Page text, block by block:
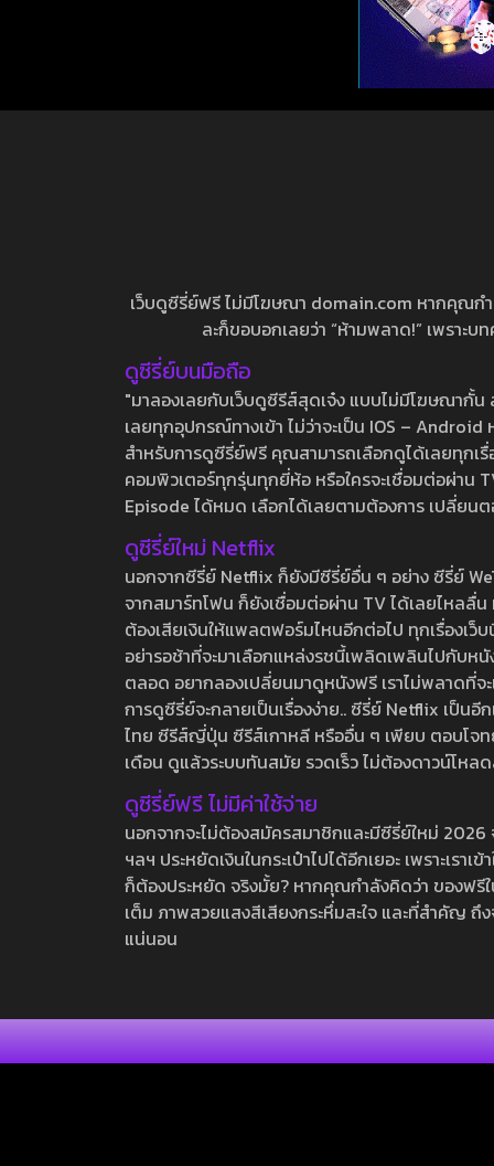
เว็บดูซีรี่ย์ฟรี ไม่มีโฆษณา domain.com หากคุณก
ละก็ขอบอกเลยว่า “ห้ามพลาด!” เพราะ
ดูซีรี่ย์บนมือถือ
"มาลองเลยกับเว็บดูซีรีส์สุดเจ๋ง แบบไม่มีโฆษณากั้
เลยทุกอุปกรณ์ทางเข้า ไม่ว่าจะเป็น IOS –
สำหรับการดูซีรี่ย์ฟรี คุณสามารถเลือกดูได้เลยทุกเ
คอมพิวเตอร์ทุกรุ่นทุกยี่ห้อ หรือใครจะเชื่อมต่อผ่าน
Episode ได้หมด เลือกได้เลยตามต้องการ เปลี่ยน
ดูซีรี่ย์ใหม่ Netflix
นอกจากซีรี่ย์ Netflix ก็ยังมีซีรี่ย์อื่น ๆ อย่าง ซีรี่ย์
จากสมาร์ทโฟน ก็ยังเชื่อมต่อผ่าน TV ได้เลยไหลลื่
ต้องเสียเงินให้แพลตฟอร์มไหนอีกต่อไป ทุกเรื่องเว็
อย่ารอช้าที่จะมาเลือกแหล่งรชนี้เพลิดเพลินไปกับห
ตลอด อยากลองเปลี่ยนมาดูหนังฟรี เราไม่พลาดที่
การดูซีรี่ย์จะกลายเป็นเรื่องง่าย.. ซีรี่ย์ Netflix เป็น
ไทย ซีรีส์ญี่ปุ่น ซีรีส์เกาหลี หรืออื่น ๆ เพียบ ตอบโจท
เดือน ดูแล้วระบบทันสมัย รวดเร็ว ไม่ต้องดาวน์โห
ดูซีรี่ย์ฟรี ไม่มีค่าใช้จ่าย
นอกจากจะไม่ต้องสมัครสมาชิกและมีซีรี่ย์ใหม่
ฯลฯ ประหยัดเงินในกระเป๋าไปได้อีกเยอะ เพราะเร
ก็ต้องประหยัด จริงมั้ย? หากคุณกำลังคิดว่า ของฟ
เต็ม ภาพสวยแสงสีเสียงกระหึ่มสะใจ และที่สำคัญ
แน่นอน